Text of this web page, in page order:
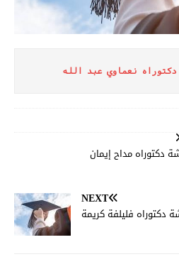
نعماوي عبد الله
دكتوراه مداح إيمان
NEXT
دكتوراه فليلفة كريمة